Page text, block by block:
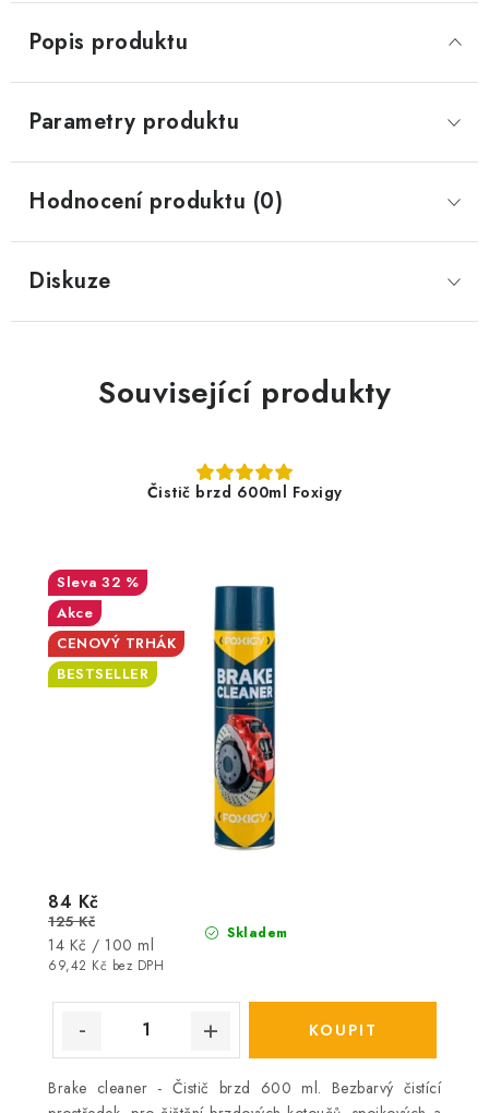
Popis produktu
Parametry produktu
Hodnocení produktu (0)
Diskuze
Související produkty
Čistič brzd 600ml Foxigy
32 %
Akce
CENOVÝ TRHÁK
BESTSELLER
Skladem
69,42 Kč bez DPH
84 Kč
125 Kč
Měrná
cena:
14 Kč / 100 ml
Brake cleaner - Čistič brzd 600 ml. Bezbarvý čistící